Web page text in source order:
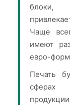
блоки,
Чаще
имеют
евро-
Печать
сферах